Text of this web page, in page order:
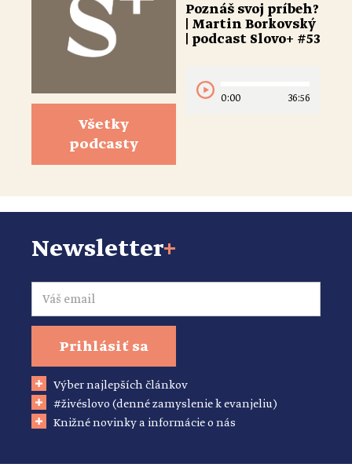
Všetky
podcasty
Poznáš svoj príbeh?
| Martin Borkovský
| podcast Slovo+ #53
0:00 36:56
Newsletter+
Email
Prihlásiť sa
Výber najlepších článkov
#živéslovo (denné zamyslenie k evanjeliu)
Knižné novinky a informácie o nás